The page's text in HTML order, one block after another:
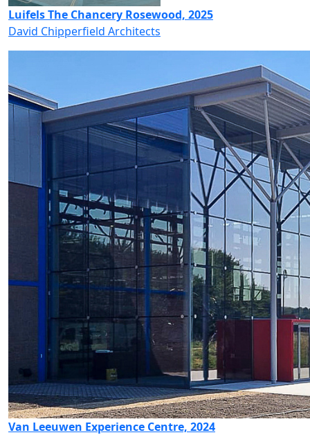
Luifels The Chancery Rosewood, 2025
David Chipperfield Architects
Van Leeuwen Experience Centre, 2024